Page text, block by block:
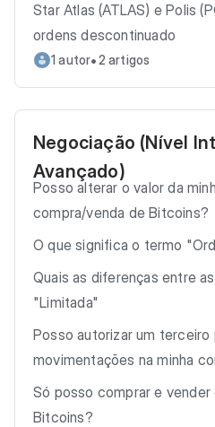
Star Atlas (ATLAS) e Polis
ordens descontinuado
1 autor•2 artigos
Negociação (Nível
Avançado)
Posso alterar o valor da
compra/venda de Bitcoins?
O que significa o termo
Quais as diferenças entre
"Limitada"
Posso autorizar um terceiro
movimentações na minha
Só posso comprar e
Bitcoins?